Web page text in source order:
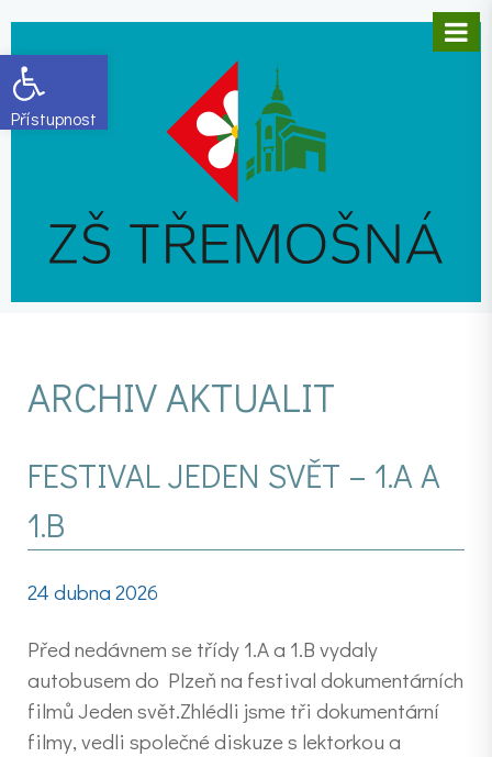
Open toolbar
ARCHIV AKTUALIT
FESTIVAL JEDEN SVĚT – 1.A A
1.B
24 dubna 2026
Před nedávnem se třídy 1.A a 1.B vydaly
autobusem do Plzeň na festival dokumentárních
filmů Jeden svět.Zhlédli jsme tři dokumentární
filmy, vedli společné diskuze s lektorkou a